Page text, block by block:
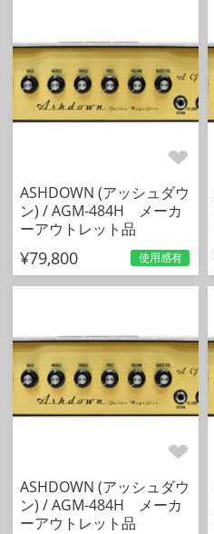
ASHDOWN (アッシュダウ
ン) / AGM-484H メーカ
ーアウトレット品
¥79,800 使用感有
ASHDOWN (アッシュダウ
ン) / AGM-484H メーカ
ーアウトレット品